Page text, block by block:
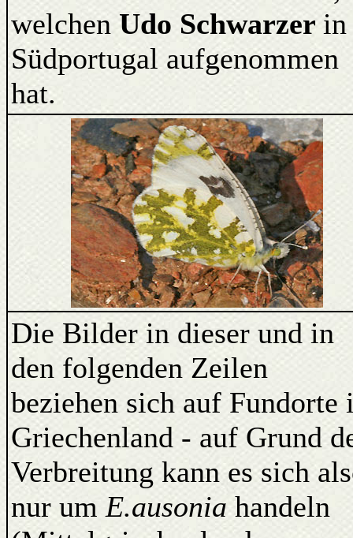
welchen Udo Schwarzer in
Südportugal aufgenommen
hat.
Die Bilder in dieser und in
den folgenden Zeilen
beziehen sich auf Fundorte
Griechenland - auf Grund
Verbreitung kann es sich
nur um E.ausoniahandeln